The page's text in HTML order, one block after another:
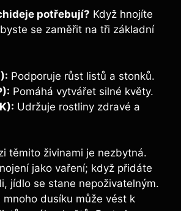
potřebují? Když hnojíte
‍se zaměřit na⁣ tři základní‌
Podporuje růst listů⁢ a stonků.
Pomáhá vytvářet silné květy.
Udržuje rostliny zdravé a
těmito ‌živinami je nezbytná.
‍jako vaření; když přidáte
jídlo se stane nepoživatelným.
mnoho dusíku může vést k